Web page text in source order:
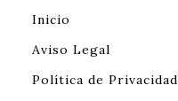
Inicio
Aviso Legal
Política de Privacidad